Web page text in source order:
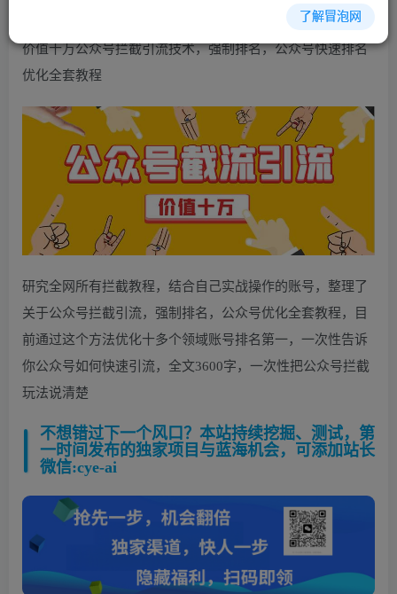
价值十万公众号拦截引流技术，强制排名，公众号快速排名
优化全套教程
研究全网所有拦截教程，结合自己实战操作的账号，整理了
关于公众号拦截引流，强制排名，公众号优化全套教程，目
前通过这个方法优化十多个领域账号排名第一，一次性告诉
你公众号如何快速引流，全文3600字，一次性把公众号拦截
玩法说清楚
不想错过下一个风口？本站持续挖掘、测试，第
一时间发布的独家项目与蓝海机会，可添加站长
微信:cye-ai
了解冒泡网